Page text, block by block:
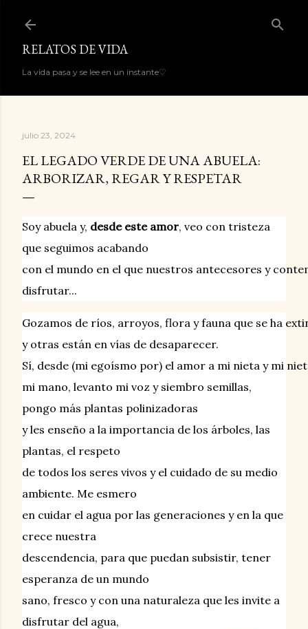
Ir al contenido principal
RELATOS DE VIDA
La vida pasa y se lee en un instante♡
julio 23, 2024
EL LEGADO VERDE DE UNA ABUELA:
ARBORIZAR, REGAR Y RESPETAR
Soy abuela y, desde este amor, veo con tristeza
que seguimos acabando
con el mundo en el que nuestros antecesores y
disfrutar...
Gozamos de ríos, arroyos, flora y fauna que se ha
y otras están en vías de desaparecer.
Sí, desde (mi egoísmo por) el amor a mi nieta y mi
mi mano, levanto mi voz y siembro semillas,
pongo más plantas polinizadoras
y les enseño a la importancia de los árboles, las
plantas, el respeto
de todos los seres vivos y el cuidado de su medio
ambiente. Me esmero
en cuidar el agua por las generaciones y en la que
crece nuestra
descendencia, para que puedan subsistir, tener
esperanza de un mundo
sano, fresco y con una naturaleza que les invite a
disfrutar del agua,